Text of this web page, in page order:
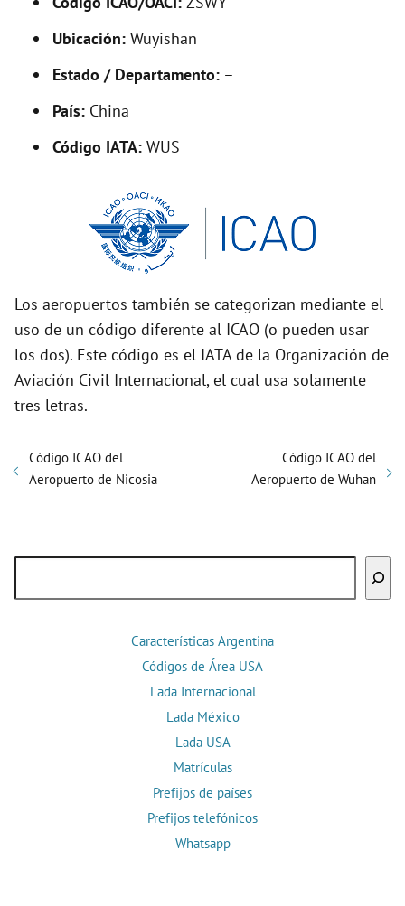
i
Ubicación: Wuyishan
Estado / Departamento: –
País: China
Código IATA: WUS
Los aeropuertos también se categorizan mediante el
uso de un código diferente al ICAO (o pueden usar
los dos). Este código es el IATA de la Organización de
Aviación Civil Internacional, el cual usa solamente
tres letras.
Código ICAO del
Aeropuerto de Nicosia
Código ICAO del
Aeropuerto de Wuhan
Características Argentina
Códigos de Área USA
Lada Internacional
Lada México
Lada USA
Matrículas
Prefijos de países
Prefijos telefónicos
Whatsapp